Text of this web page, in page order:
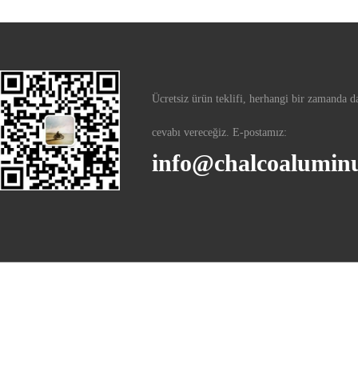
Ücretsiz ürün teklifi, herhangi bir zamanda
cevabı vereceğiz. E-postamız: